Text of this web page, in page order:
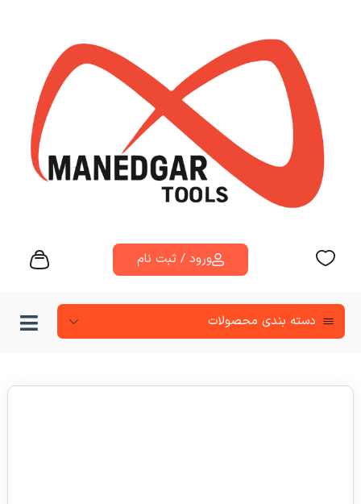
ورود / ثبت نام
دسته‌ بندی محصولات